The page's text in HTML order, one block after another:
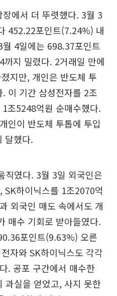
에서 더 뚜렷했다. 3월 3
452.22포인트(7.24%) 내
4일에는 698.37포인트
지 밀렸다. 2거래일 만에
지만, 개인은 반도체 투
이 기간 삼성전자를 2조
조5248억원 순매수했다.
인이 반도체 투톱에 투입
달했다.
직였다. 3월 3일 외국인은
하이닉스를 1조2070억
외국인 매도 속에서도 개
매수 기회로 받아들였다.
포인트(9.63%) 오른
자와 SK하이닉스도 각각
. 공포 구간에서 매수한
과실을 얻었고, 사지 못한